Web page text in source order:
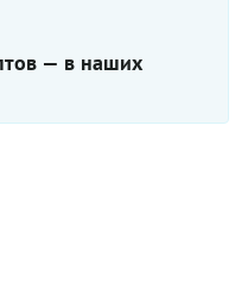
— в наших